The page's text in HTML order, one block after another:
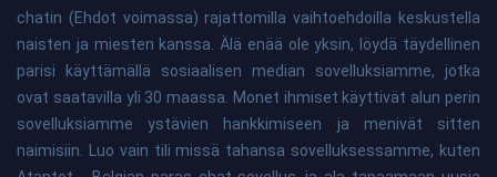
chatin (Ehdot voimassa) rajattomilla vaihtoehdoilla keskustella
naisten ja miesten kanssa. Älä enää ole yksin, löydä täydellinen
parisi käyttämällä sosiaalisen median sovelluksiamme, jotka
ovat saatavilla yli 30 maassa. Monet ihmiset käyttivät alun perin
sovelluksiamme ystävien hankkimiseen ja menivät sitten
naimisiin. Luo vain tili missä tahansa sovelluksessamme, kuten